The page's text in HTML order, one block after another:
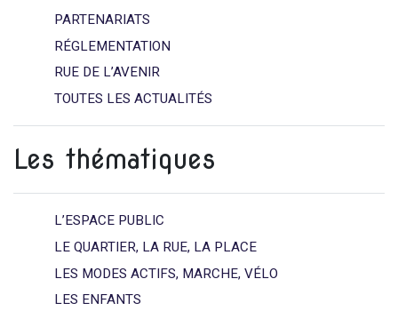
PARTENARIATS
RÉGLEMENTATION
RUE DE L’AVENIR
TOUTES LES ACTUALITÉS
Les thématiques
L’ESPACE PUBLIC
LE QUARTIER, LA RUE, LA PLACE
LES MODES ACTIFS, MARCHE, VÉLO
LES ENFANTS